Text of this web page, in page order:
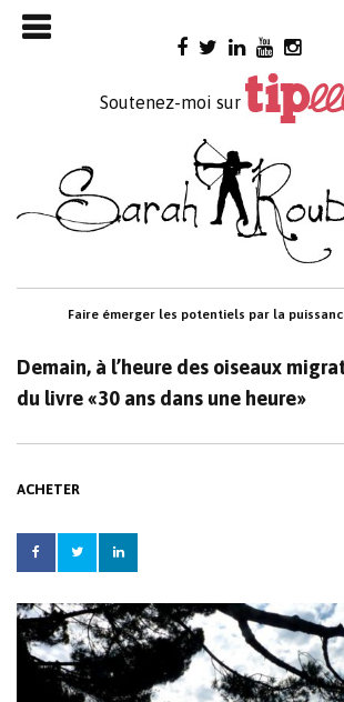
Skip
to
Soutenez-moi sur
Faire émerger les potentiels par la

Demain, à l’heure des oiseaux
du livre «30 ans dans une heure»
ACHETER